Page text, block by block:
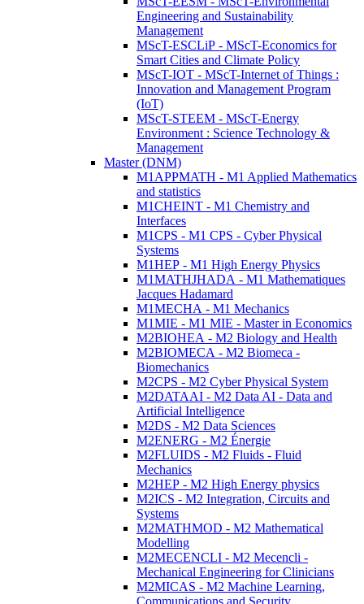
Engineering and Sustainability
Management
MScT-ESCLiP - MScT-Economics for
Smart Cities and Climate Policy
MScT-IOT - MScT-Internet of Things :
Innovation and Management Program
(IoT)
MScT-STEEM - MScT-Energy
Environment : Science Technology &
Management
Master (DNM)
M1APPMATH - M1 Applied Mathematics
and statistics
M1CHEINT - M1 Chemistry and
Interfaces
M1CPS - M1 CPS - Cyber Physical
Systems
M1HEP - M1 High Energy Physics
M1MATHJHADA - M1 Mathematiques
Jacques Hadamard
M1MECHA - M1 Mechanics
M1MIE - M1 MIE - Master in Economics
M2BIOHEA - M2 Biology and Health
M2BIOMECA - M2 Biomeca -
Biomechanics
M2CPS - M2 Cyber Physical System
M2DATAAI - M2 Data AI - Data and
Artificial Intelligence
M2DS - M2 Data Sciences
M2ENERG - M2 Énergie
M2FLUIDS - M2 Fluids - Fluid
Mechanics
M2HEP - M2 High Energy physics
M2ICS - M2 Integration, Circuits and
Systems
M2MATHMOD - M2 Mathematical
Modelling
M2MECENCLI - M2 Mecencli -
Mechanical Engineering for Clinicians
M2MICAS - M2 Machine Learning,
Communications and Security